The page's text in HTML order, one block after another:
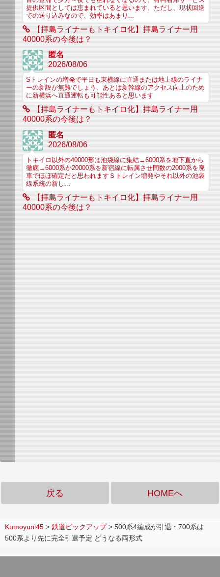
提供区間としては恵まれていると思います。ただし、現状回送
での送り込みなので、効率はあまり...
【拝島ライナーもトキイロ化】拝島ライナー用
40000系の今後は？
匿名
2026/08/06
Sトレインの増発で平日も東横線に直通または地上線のライナ
ーの新設が無難でしょう。あとは新幹線のアクセス向上のため
に新横浜へ直通運転も可能性あると思います
【拝島ライナーもトキイロ化】拝島ライナー用
40000系の今後は？
匿名
2026/08/06
トキイロ以外の40000形は池袋線に集結→6000系を地下直から
徹底→6000系か20000系を新宿線に転属させ同数の2000系を廃
車でほぼ確定だと思われますＳトレイン増発やそれ以外の池袋
線系統の新し...
【拝島ライナーもトキイロ化】拝島ライナー用
40000系の今後は？
戻る HOMEへ
Kumoyuni45 > 鉄道ピックアップ> 500系4編成が引退・700系は
500系より先に完全引退予定 どうなる両形式